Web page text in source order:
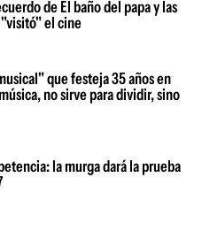
de El baño del papa y las
el cine
que festeja 35 años en
no sirve para dividir, sino
la murga dará la prueba